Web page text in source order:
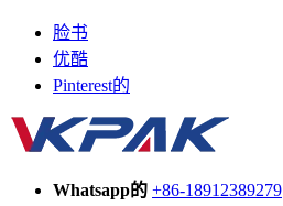
脸书
优酷
Pinterest的
Whatsapp的 +86-18912389279